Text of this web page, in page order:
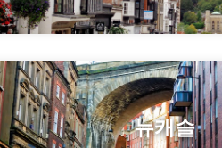
뉴캐슬